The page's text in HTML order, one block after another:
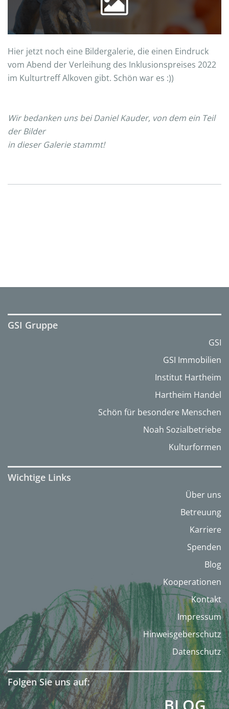
Hier jetzt noch eine Bildergalerie, die einen Eindruck
vom Abend der Verleihung des Inklusionspreises 2022
im Kulturtreff Alkoven gibt. Schön war es :))
Wir bedanken uns bei Daniel Kauder, von dem ein Teil
der Bilder
in dieser Galerie stammt!
GSI Gruppe
GSI
GSI Immobilien
Institut Hartheim
Hartheim Handel
Schön für besondere Menschen
Noah Sozialbetriebe
Kulturformen
Wichtige Links
Über uns
Betreuung
Karriere
Spenden
Blog
Kooperationen
Kontakt
Impressum
Hinweisgeberschutz
Datenschutz
Folgen Sie uns auf: